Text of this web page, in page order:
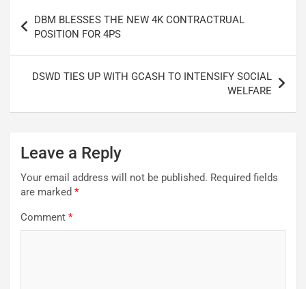
navigation
DBM BLESSES THE NEW 4K CONTRACTRUAL
POSITION FOR 4PS
DSWD TIES UP WITH GCASH TO INTENSIFY SOCIAL
WELFARE
Leave a Reply
Your email address will not be published. Required fields
are marked *
Comment *